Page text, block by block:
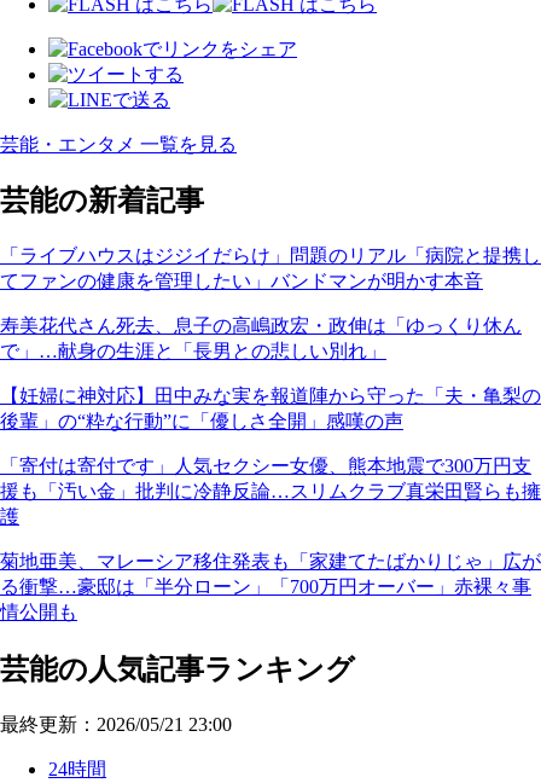
芸能・エンタメ 一覧を見る
芸能の新着記事
「ライブハウスはジジイだらけ」問題のリアル「病院と提携し
てファンの健康を管理したい」バンドマンが明かす本音
寿美花代さん死去、息子の高嶋政宏・政伸は「ゆっくり休ん
で」…献身の生涯と「長男との悲しい別れ」
【妊婦に神対応】田中みな実を報道陣から守った「夫・亀梨の
後輩」の“粋な行動”に「優しさ全開」感嘆の声
「寄付は寄付です」人気セクシー女優、熊本地震で300万円支
援も「汚い金」批判に冷静反論…スリムクラブ真栄田賢らも擁
護
菊地亜美、マレーシア移住発表も「家建てたばかりじゃ」広が
る衝撃…豪邸は「半分ローン」「700万円オーバー」赤裸々事
情公開も
芸能の人気記事ランキング
最終更新：2026/05/21 23:00
24時間